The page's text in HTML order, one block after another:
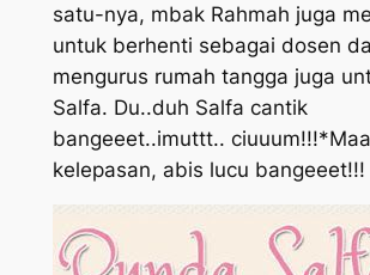
satu-nya, mbak Rahmah juga
untuk berhenti sebagai dosen
mengurus rumah tangga juga
Salfa. Du..duh Salfa cantik
bangeeet..imuttt..
kelepasan, abis lucu bangeeet!!!